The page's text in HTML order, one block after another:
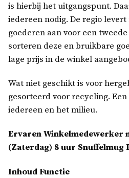
is hierbij het uitgangspunt.
iedereen nodig. De regio
goederen aan voor een
sorteren deze en bruikbare
lage prijs in de winkel
Wat niet geschikt is voor
gesorteerd voor recycling.
iedereen en het milieu.
Ervaren Winkelmedewerker
(Zaterdag) 8 uur Snuffelmug
Inhoud Functie